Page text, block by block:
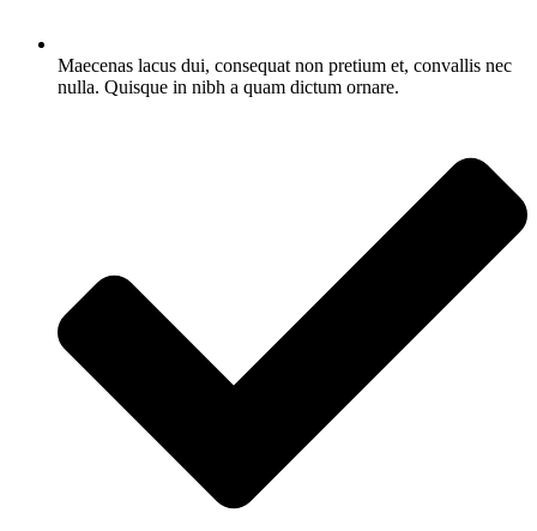
Maecenas lacus dui, consequat non pretium et, convallis nec
nulla. Quisque in nibh a quam dictum ornare.